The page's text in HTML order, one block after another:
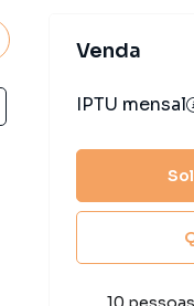
Venda
IPTU mensal